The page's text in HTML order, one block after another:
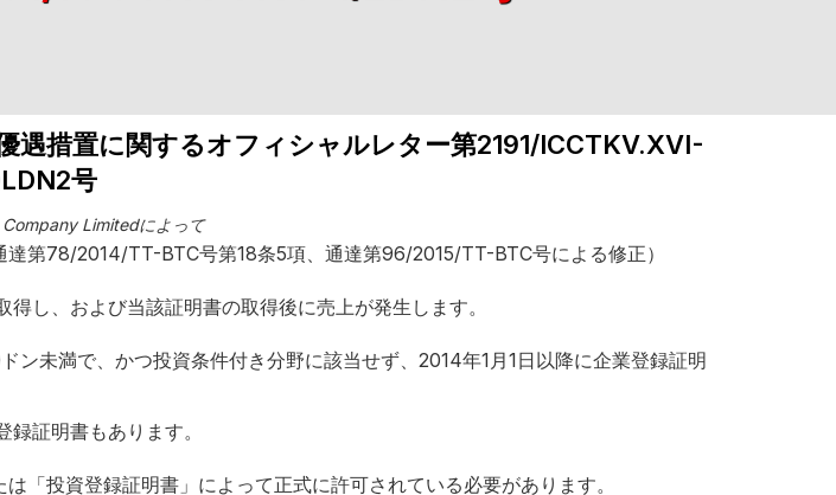
遇措置に関するオフィシャルレター第2191/ICCTKV.XVI-
号
Limitedによって
第78/2014/TT-BTC号第18条5項、通達第96/2015/TT-BTC号による修正）
し、および当該証明書の取得後に売上が発生します。
未満で、かつ投資条件付き分野に該当せず、2014年1月1日以降に企業登録証明
証明書もあります。
投資登録証明書」によって正式に許可されている必要があります。